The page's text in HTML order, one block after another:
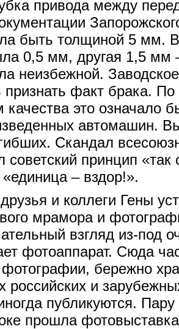
привода между
быть толщиной 5 мм.
0,5 мм, другая 1,5 мм
неизбежной.
признать факт брака.
качества это означало
автомашин.
Скандал
советский принцип «так
– вздор!».
и коллеги Гены
мрамора и
взгляд из-под
фотоаппарат. Сюда
фотографии, бережно
российских и
публикуются. Пару
прошла